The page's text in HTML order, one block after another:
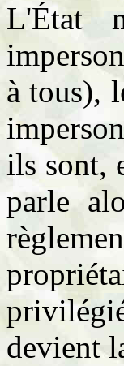
L'État
à tous),
ils sont,
parle
devient